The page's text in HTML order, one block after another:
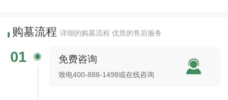
购墓流程 详细的购墓流程 优质的售后服务
01 免费咨询
致电400-888-1498或在线咨询